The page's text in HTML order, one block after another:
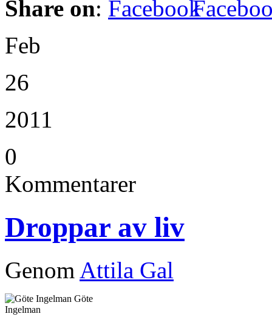
Share on:
Feb
26
2011
0
Kommentarer
Droppar av liv
Genom Attila Gal
Göte
Ingelman